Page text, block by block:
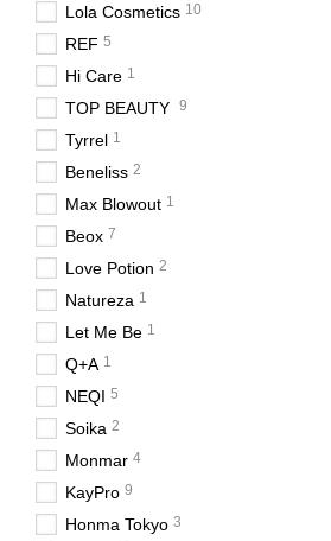
Lola Cosmetics 10
REF 5
Hi Care 1
TOP BEAUTY 9
Tyrrel 1
Beneliss 2
Max Blowout 1
Beox 7
Love Potion 2
Natureza 1
Let Me Be 1
Q+A 1
NEQI 5
Soika 2
Monmar 4
KayPro 9
Honma Tokyo 3